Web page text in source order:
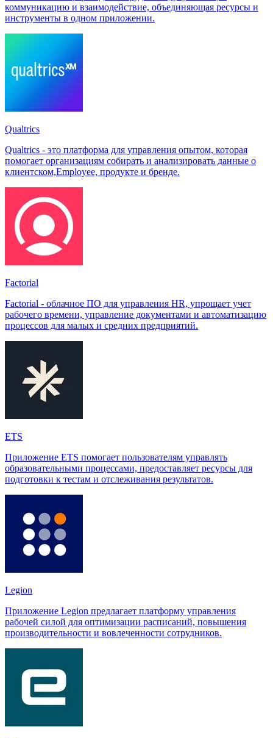
коммуникацию и взаимодействие, объединяющая ресурсы и
инструменты в одном приложении.
Qualtrics
Qualtrics - это платформа для управления опытом, которая
помогает организациям собирать и анализировать данные о
клиентском,Employee, продукте и бренде.
Factorial
Factorial - облачное ПО для управления HR, упрощает учет
рабочего времени, управление документами и автоматизацию
процессов для малых и средних предприятий.
ETS
Приложение ETS помогает пользователям управлять
образовательными процессами, предоставляет ресурсы для
подготовки к тестам и отслеживания результатов.
Legion
Приложение Legion предлагает платформу управления
рабочей силой для оптимизации расписаний, повышения
производительности и вовлеченности сотрудников.